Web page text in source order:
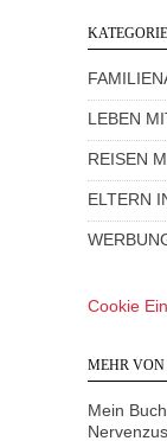
LEBEN
REISEN
ELTERN
Cookie
MEHR VON
Mein